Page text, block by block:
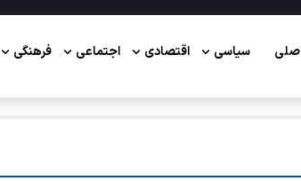
سیاسی اقتصادی اجتماعی فرهنگی